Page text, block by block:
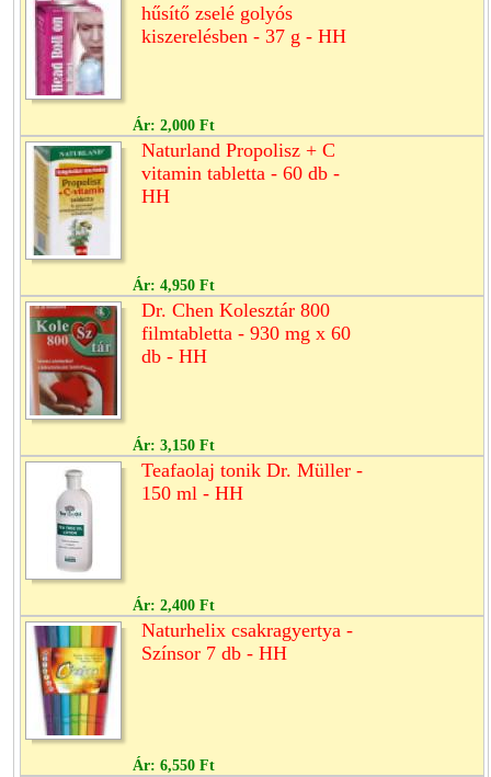
hűsítő zselé golyós
kiszerelésben - 37 g - HH
Ár: 2,000 Ft
Naturland Propolisz + C
vitamin tabletta - 60 db -
HH
Ár: 4,950 Ft
Dr. Chen Kolesztár 800
filmtabletta - 930 mg x 60
db - HH
Ár: 3,150 Ft
Teafaolaj tonik Dr. Müller -
150 ml - HH
Ár: 2,400 Ft
Naturhelix csakragyertya -
Színsor 7 db - HH
Ár: 6,550 Ft